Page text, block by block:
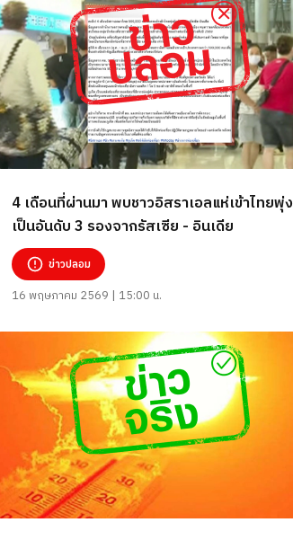
4 เดือนที่ผ่านมา พบชาวอิสราเอลแห่เข้าไทยพุ่ง
เป็นอันดับ 3 รองจากรัสเซีย - อินเดีย
ข่าวปลอม
16 พฤษภาคม 2569 | 15:00 น.